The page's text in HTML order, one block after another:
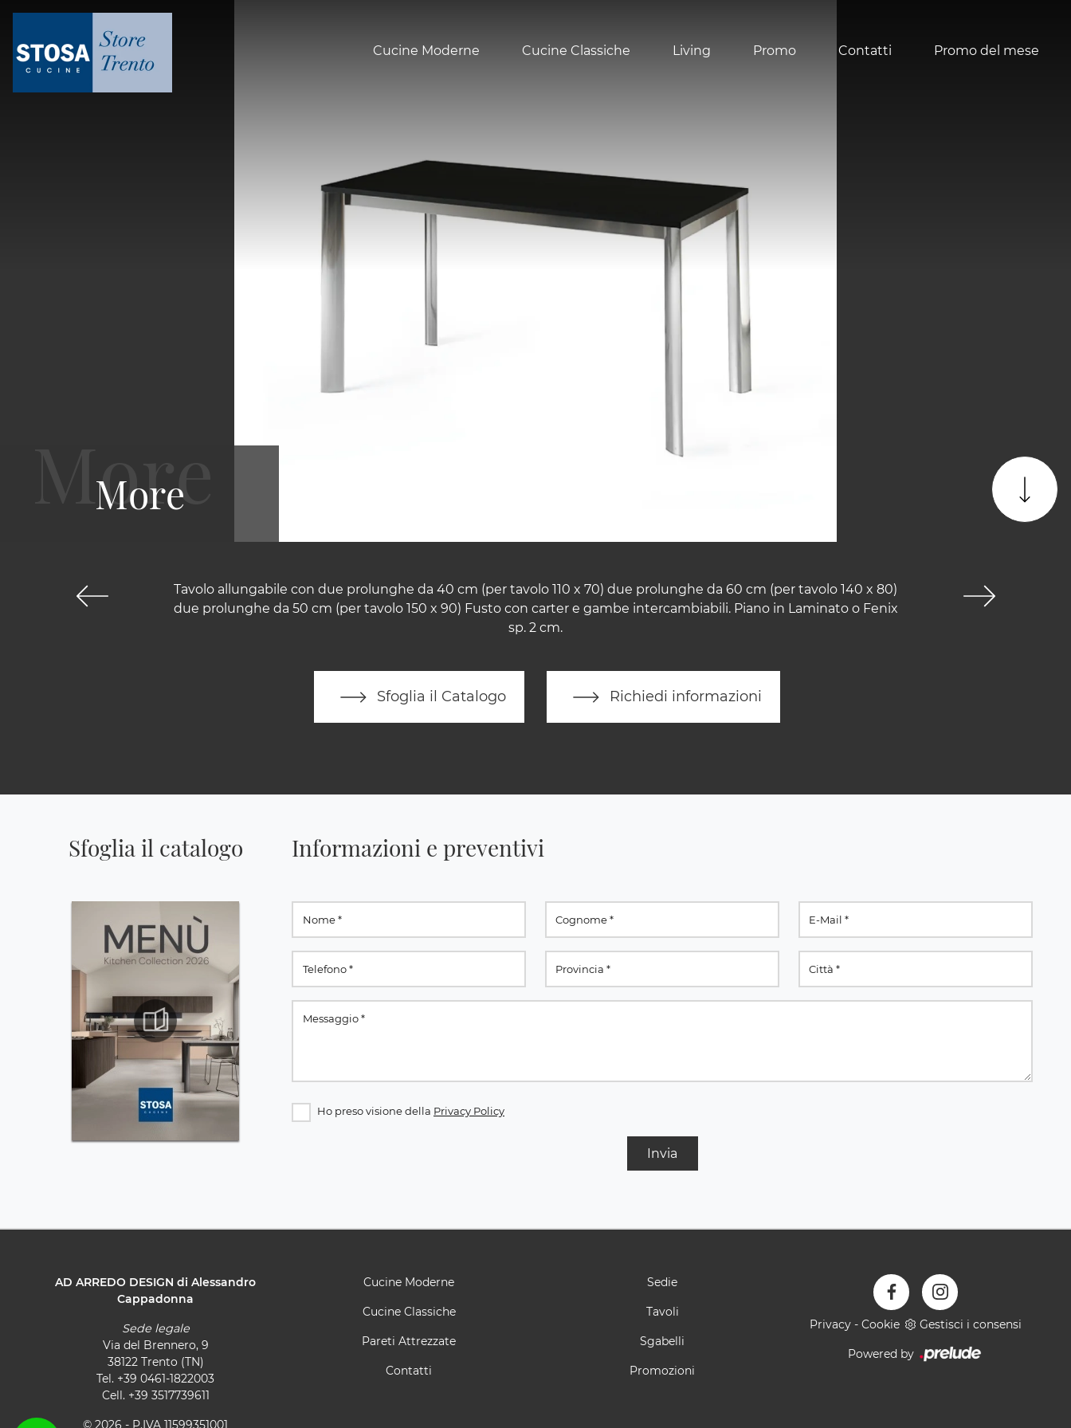
Cucine Moderne Cucine Classiche Living Promo Contatti Promo del mese
Tavolo allungabile con due prolunghe da 40 cm (per tavolo 110 x 70) due prolunghe da 60 cm (per tavolo 140 x 80)
due prolunghe da 50 cm (per tavolo 150 x 90) Fusto con carter e gambe intercambiabili. Piano in Laminato o Fenix
sp. 2 cm.
Sfoglia il Catalogo Richiedi informazioni
More
Sfoglia il catalogo Informazioni e preventivi
Ho preso visione della Privacy Policy
Invia
AD ARREDO DESIGN di Alessandro
Cappadonna
Sede legale
Via del Brennero, 9
38122 Trento (TN)
Tel. +39 0461-1822003
Cell. +39 3517739611
© 2026 - P.IVA 11599351001
Cucine Moderne
Cucine Classiche
Pareti Attrezzate
Contatti
Sedie
Tavoli
Sgabelli
Promozioni
Privacy - Cookie Gestisci i consensi
Powered by